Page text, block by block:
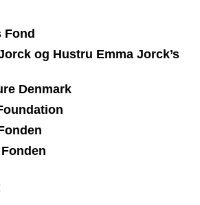
Fond
og Hustru Emma Jorck’s
Denmark